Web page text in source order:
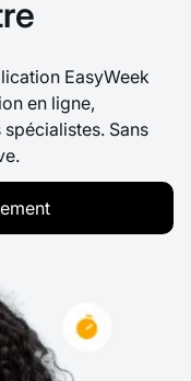
EasyWeek
en ligne,
Sans